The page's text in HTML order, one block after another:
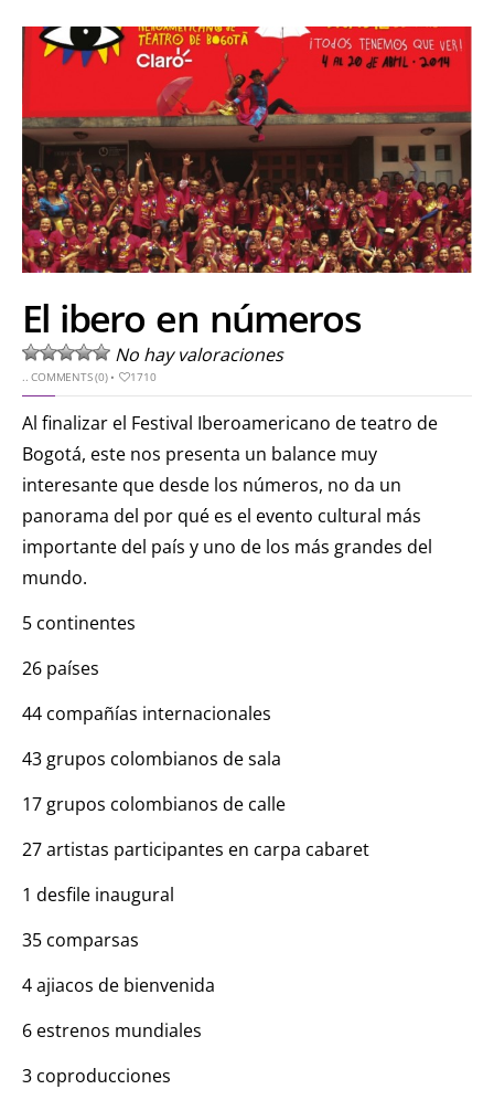
El ibero en números
No hay valoraciones
..COMMENTS (0)• 1710
Al finalizar el Festival Iberoamericano de teatro de
Bogotá, este nos presenta un balance muy
interesante que desde los números, no da un
panorama del por qué es el evento cultural más
importante del país y uno de los más grandes del
mundo.
5 continentes
26 países
44 compañías internacionales
43 grupos colombianos de sala
17 grupos colombianos de calle
27 artistas participantes en carpa cabaret
1 desfile inaugural
35 comparsas
4 ajiacos de bienvenida
6 estrenos mundiales
3 coproducciones